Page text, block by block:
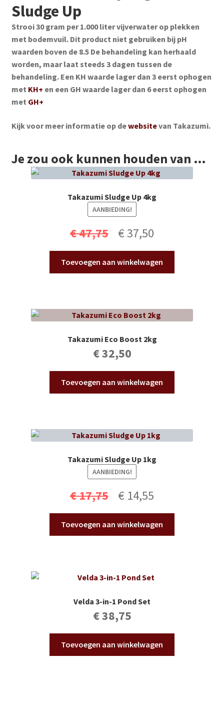
Sludge Up
Strooi 30 gram per 1.000 liter vijverwater op plekken
met bodemvuil. Dit product niet gebruiken bij pH
waarden boven de 8.5 De behandeling kan herhaald
worden, maar laat steeds 3 dagen tussen de
behandeling. Een KH waarde lager dan 3 eerst ophogen
met KH+ en een GH waarde lager dan 6 eerst ophogen
met GH+
Kijk voor meer informatie op dewebsitevan Takazumi.
Je zou ook kunnen houden van …
Takazumi Sludge Up 4kg
AANBIEDING!
€47,75
Oorspronkelijke
prijs
was:
€37,50
prijs
is:
Toevoegen aan winkelwagen
Takazumi Eco Boost 2kg
€32,50
Toevoegen aan winkelwagen
Takazumi Sludge Up 1kg
AANBIEDING!
€17,75
Oorspronkelijke
prijs
was:
€ 14,55
prijs
is:
Toevoegen aan winkelwagen
Velda 3-in-1 Pond Set
€38,75
Toevoegen aan winkelwagen